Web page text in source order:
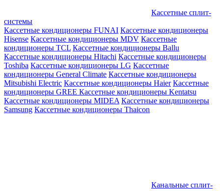
Кассетные сплит-
системы
Кассетные кондиционеры FUNAI Кассетные кондиционеры
Hisense Кассетные кондиционеры MDV Кассетные
кондиционеры TCL Кассетные кондиционеры Ballu
Кассетные кондиционеры Hitachi Кассетные кондиционеры
Toshiba Кассетные кондиционеры LG Кассетные
кондиционеры General Climate Кассетные кондиционеры
Mitsubishi Electric Кассетные кондиционеры Haier Кассетные
кондиционеры GREE Кассетные кондиционеры Kentatsu
Кассетные кондиционеры MIDEA Кассетные кондиционеры
Samsung Кассетные кондиционеры Thaicon
Канальные сплит-